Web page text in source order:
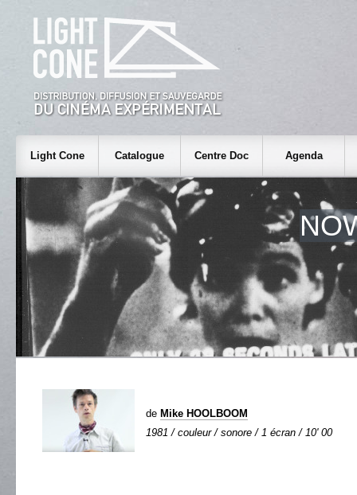
Light Cone Catalogue Centre Doc Agenda
de Mike HOOLBOOM
1981 / couleur / sonore / 1 écran / 10' 00